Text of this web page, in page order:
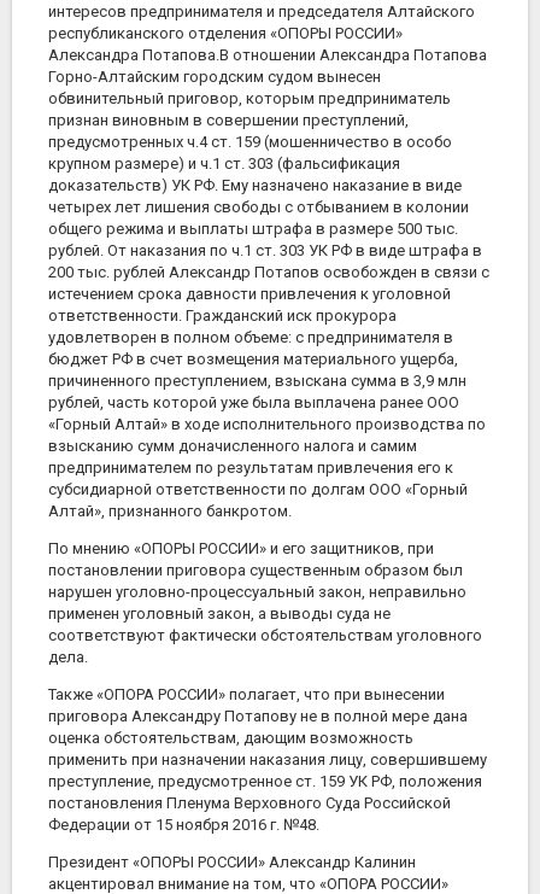
интересов предпринимателя и председателя Алтайского
республиканского отделения «ОПОРЫ РОССИИ»
Александра Потапова.В отношении Александра Потапова
Горно-Алтайским городским судом вынесен
обвинительный приговор, которым предприниматель
признан виновным в совершении преступлений,
предусмотренных ч.4 ст. 159 (мошенничество в особо
крупном размере) и ч.1 ст. 303 (фальсификация
доказательств) УК РФ. Ему назначено наказание в виде
четырех лет лишения свободы с отбыванием в колонии
общего режима и выплаты штрафа в размере 500 тыс.
рублей. От наказания по ч.1 ст. 303 УК РФ в виде штрафа в
200 тыс. рублей Александр Потапов освобожден в связи с
истечением срока давности привлечения к уголовной
ответственности. Гражданский иск прокурора
удовлетворен в полном объеме: с предпринимателя в
бюджет РФ в счет возмещения материального ущерба,
причиненного преступлением, взыскана сумма в 3,9 млн
рублей, часть которой уже была выплачена ранее ООО
«Горный Алтай» в ходе исполнительного производства по
взысканию сумм доначисленного налога и самим
предпринимателем по результатам привлечения его к
субсидиарной ответственности по долгам ООО «Горный
Алтай», признанного банкротом.
По мнению «ОПОРЫ РОССИИ» и его защитников, при
постановлении приговора существенным образом был
нарушен уголовно-процессуальный закон, неправильно
применен уголовный закон, а выводы суда не
соответствуют фактически обстоятельствам уголовного
дела.
Также «ОПОРА РОССИИ» полагает, что при вынесении
приговора Александру Потапову не в полной мере дана
оценка обстоятельствам, дающим возможность
применить при назначении наказания лицу, совершившему
преступление, предусмотренное ст. 159 УК РФ, положения
постановления Пленума Верховного Суда Российской
Федерации от 15 ноября 2016 г. №48.
Президент «ОПОРЫ РОССИИ» Александр Калинин
акцентировал внимание на том, что «ОПОРА РОССИИ»